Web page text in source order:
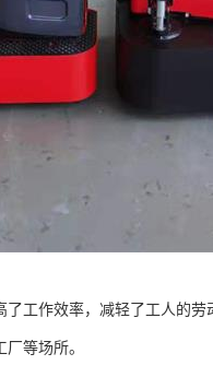
工作效率，减轻了工人的劳
等场所。